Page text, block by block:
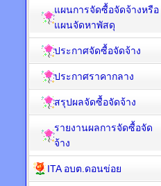
แผนการจัดซื้อจัดจ้างหรือ
แผนจัดหาพัสดุ
ประกาศจัดซื้อจัดจ้าง
ประกาศราคากลาง
สรุปผลจัดซื้อจัดจ้าง
รายงานผลการจัดซื้อจัด
จ้าง
ITA อบต.ดอนข่อย